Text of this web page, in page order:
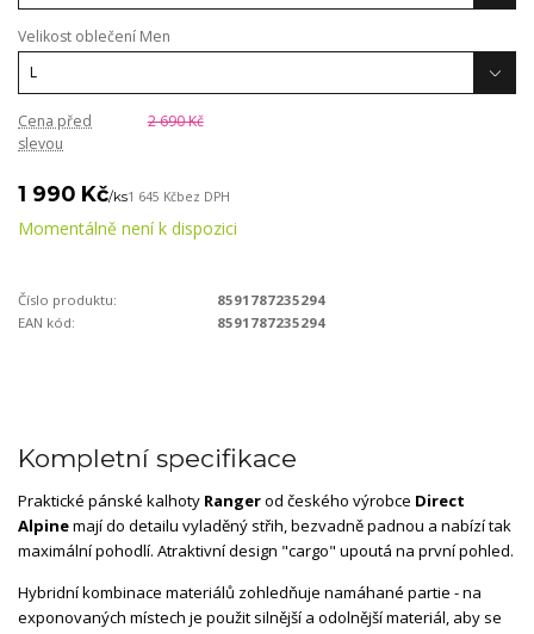
Velikost oblečení Men
Cena před
slevou
2 690 Kč
1 990 Kč/ks1 645 Kčbez DPH
Momentálně není k dispozici
Číslo produktu:
8591787235294
EAN kód:
8591787235294
Kompletní specifikace
Praktické pánské kalhoty Rangerod českého výrobce Direct
Alpinemají do detailu vyladěný střih, bezvadně padnou a nabízí tak
maximální pohodlí. Atraktivní design "cargo" upoutá na první pohled.
Hybridní kombinace materiálů zohledňuje namáhané partie - na
exponovaných místech je použit silnější a odolnější materiál, aby se